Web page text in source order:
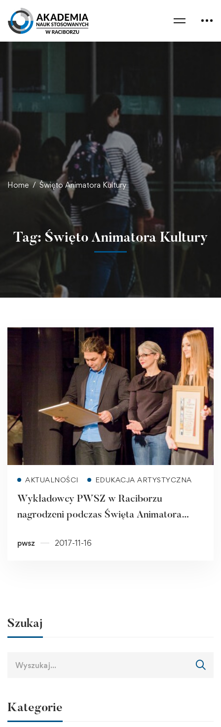
Home Święto Animatora Kultury
Tag: Święto Animatora Kultury
AKTUALNOŚCI EDUKACJA ARTYSTYCZNA
Wykładowcy PWSZ w Raciborzu
nagrodzeni podczas Święta Animatora
pwsz 2017-11-16
Szukaj
Kategorie